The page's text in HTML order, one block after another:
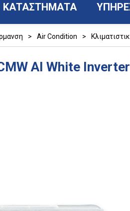
ΚΑΤΑΣΤΗΜΑΤΑ
> Air Condition >
AI White